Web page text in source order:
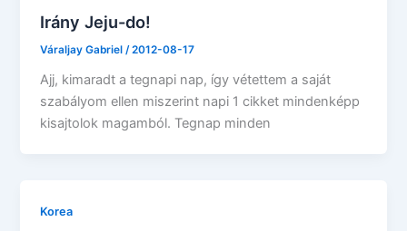
Irány Jeju-do!
Váraljay Gabriel /2012-08-17
Ajj, kimaradt a tegnapi nap, így vétettem a saját
szabályom ellen miszerint napi 1 cikket mindenképp
kisajtolok magamból. Tegnap minden
Korea